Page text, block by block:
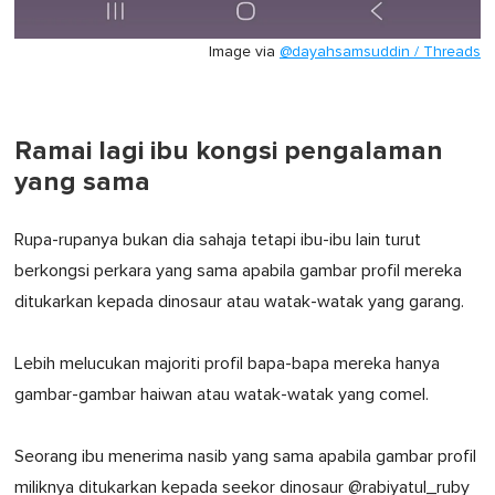
Image via @dayahsamsuddin / Threads
Ramai lagi ibu kongsi pengalaman
yang sama
Rupa-rupanya bukan dia sahaja tetapi ibu-ibu lain turut
berkongsi perkara yang sama apabila gambar profil mereka
ditukarkan kepada dinosaur atau watak-watak yang garang.
Lebih melucukan majoriti profil bapa-bapa mereka hanya
gambar-gambar haiwan atau watak-watak yang comel.
Seorang ibu menerima nasib yang sama apabila gambar profil
miliknya ditukarkan kepada seekor dinosaur @rabiyatul_ruby